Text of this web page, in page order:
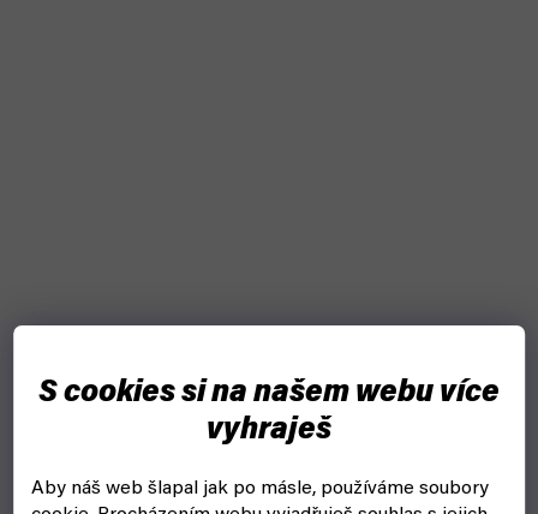
S cookies si na našem webu více
vyhraješ
Aby náš web šlapal jak po másle, používáme soubory
Core Space Dice Booster 2021 edition - EN (Battle